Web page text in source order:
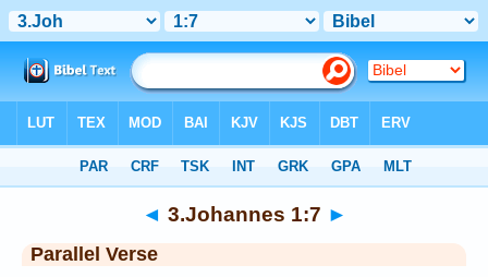
◄ 3.Johannes 1:7 ►
Parallel Verse